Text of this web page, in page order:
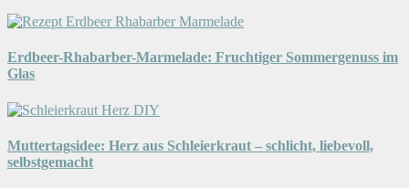
Erdbeer-Rhabarber-Marmelade: Fruchtiger Sommergenuss im
Glas
Muttertagsidee: Herz aus Schleierkraut – schlicht, liebevoll,
selbstgemacht